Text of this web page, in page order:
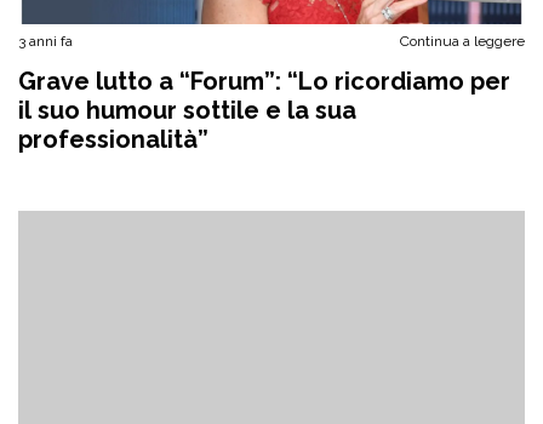
3 anni fa Continua a leggere
Grave lutto a “Forum”: “Lo ricordiamo per
il suo humour sottile e la sua
professionalità”